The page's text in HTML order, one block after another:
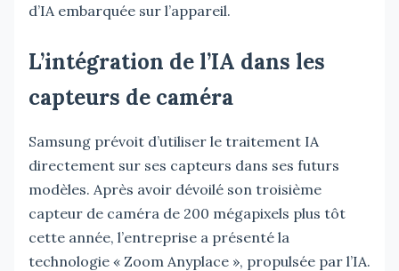
d’IA embarquée sur l’appareil.
L’intégration de l’IA dans les
capteurs de caméra
Samsung prévoit d’utiliser le traitement IA
directement sur ses capteurs dans ses futurs
modèles. Après avoir dévoilé son troisième
capteur de caméra de 200 mégapixels plus tôt
cette année, l’entreprise a présenté la
technologie « Zoom Anyplace », propulsée par l’IA.